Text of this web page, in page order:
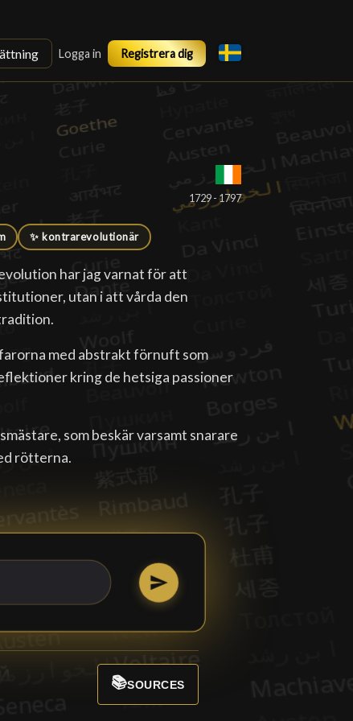
Logga in Registrera dig
1729 - 1797
✨ kontrarevolutionär
har jag varnat för att
utan i att vårda den
farorna med abstrakt förnuft som
kring de hetsiga passioner
som beskär varsamt snarare
rötterna.
📚SOURCES